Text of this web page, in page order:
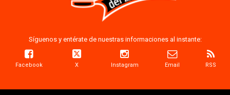
Síguenos y entérate de nuestras informaciones al instante:
Facebook X Instagram Email RSS